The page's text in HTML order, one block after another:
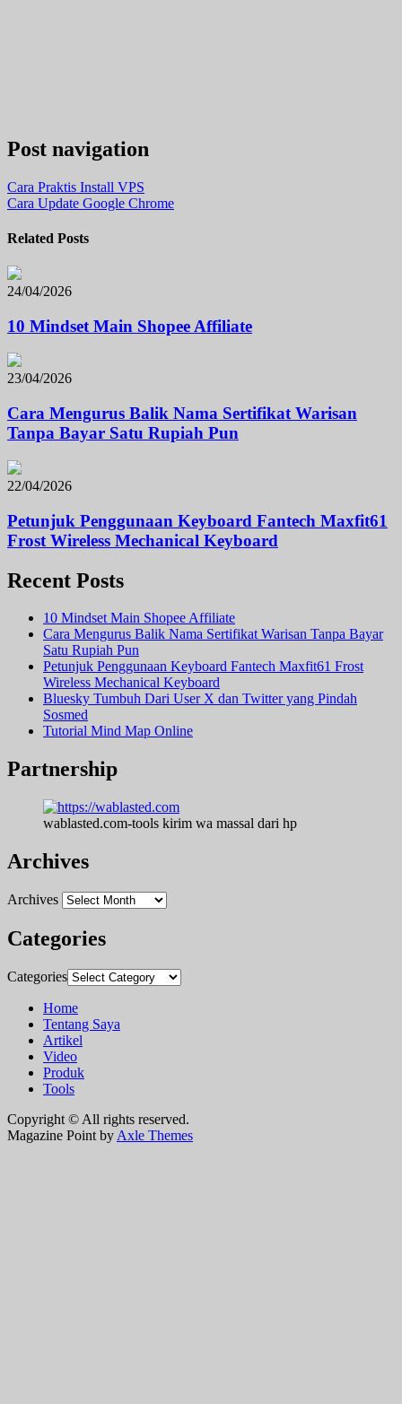
Post navigation
Cara Praktis Install VPS
Cara Update Google Chrome
Related Posts
24/04/2026
10 Mindset Main Shopee Affiliate
23/04/2026
Cara Mengurus Balik Nama Sertifikat Warisan
Tanpa Bayar Satu Rupiah Pun
22/04/2026
Petunjuk Penggunaan Keyboard Fantech Maxfit61
Frost Wireless Mechanical Keyboard
Recent Posts
10 Mindset Main Shopee Affiliate
Cara Mengurus Balik Nama Sertifikat Warisan Tanpa Bayar
Satu Rupiah Pun
Petunjuk Penggunaan Keyboard Fantech Maxfit61 Frost
Wireless Mechanical Keyboard
Bluesky Tumbuh Dari User X dan Twitter yang Pindah
Sosmed
Tutorial Mind Map Online
Partnership
wablasted.com-tools kirim wa massal dari hp
Archives
Archives
Categories
Categories
Home
Tentang Saya
Artikel
Video
Produk
Tools
Copyright © All rights reserved.
Magazine Point by Axle Themes